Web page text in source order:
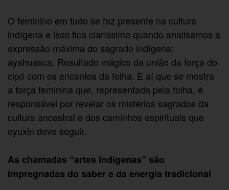
O feminino em tudo se faz presente na cultura
indígena e isso fica claríssimo quando analisamos a
expressão máxima do sagrado indígena:
ayahuasca. Resultado mágico da união da força do
cipó com os encantos da folha. E aí que se mostra
a força feminina que, representada pela folha, é
responsável por revelar os mistérios sagrados da
cultura ancestral e dos caminhos espirituais que
oyuxin deve seguir.
As chamadas “artes indígenas” são
impregnadas do saber e da energia tradicional